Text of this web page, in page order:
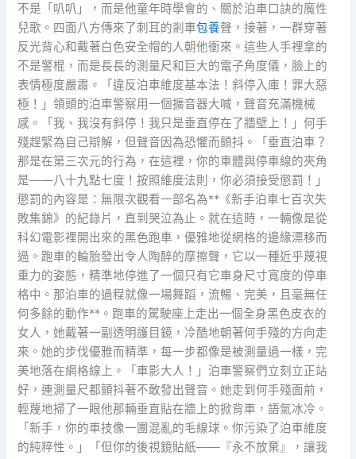
不是「叭叭」，而是他童年時學會的、關於泊車口訣的魔性
兒歌。四面八方傳來了刺耳的剎車包養聲，接著，一群穿著
反光背心和戴著白色安全帽的人朝他衝來。這些人手裡拿的
不是警棍，而是長長的測量尺和巨大的電子角度儀，臉上的
表情極度嚴肅。「違反泊車維度基本法！斜停入庫！罪大惡
極！」領頭的泊車警察用一個擴音器大喊，聲音充滿機械
感。「我、我沒有斜停！我只是垂直停在了牆壁上！」何手
殘趕緊為自己辯解，但聲音因為恐懼而顫抖。「垂直泊車？
那是在第三次元的行為，在這裡，你的車體與停車線的夾角
是——八十九點七度！按照維度法則，你必須接受懲罰！」
懲罰的內容是：無限次觀看一部名為**《新手泊車七百次失
敗集錦》的紀錄片，直到哭泣為止。就在這時，一輛像是從
科幻電影裡開出來的黑色跑車，優雅地從網格的邊緣漂移而
過。跑車的輪胎發出令人陶醉的摩擦聲，它以一種近乎蔑視
重力的姿態，精準地停進了一個只有它車身尺寸寬度的停車
格中。那泊車的過程就像一場舞蹈，流暢、完美，且毫無任
何多餘的動作**。跑車的駕駛座上走出一個全身黑色皮衣的
女人，她戴著一副透明護目鏡，冷酷地朝著何手殘的方向走
來。她的步伐優雅而精準，每一步都像是被測量過一樣，完
美地落在網格線上。「車影大人！」泊車警察們立刻立正站
好，連測量尺都顫抖著不敢發出聲音。她走到何手殘面前，
輕蔑地掃了一眼他那輛垂直貼在牆上的掀背車，語氣冰冷。
「新手，你的車技像一團混亂的毛線球。你污染了泊車維度
的純粹性。」「但你的後視鏡貼紙——『永不放棄』，讓我